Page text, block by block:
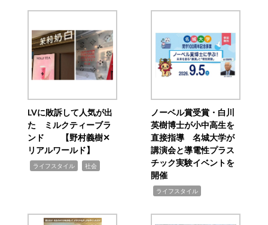
LVに敗訴して人気が出
た ミルクティーブラ
ンド 【野村義樹✕
リアルワールド】
ライフスタイル 社会
ノーベル賞受賞・白川
英樹博士が小中高生を
直接指導 名城大学が
講演会と導電性プラス
チック実験イベントを
開催
ライフスタイル